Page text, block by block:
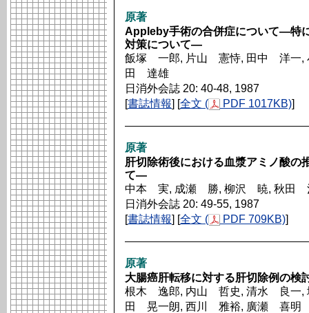
原著
Appleby手術の合併症について―特
対策について―
飯塚 一郎, 片山 憲恃, 田中 洋一,
田 達雄
日消外会誌 20: 40-48, 1987
[書誌情報] [全文 ( PDF 1017KB)]
原著
肝切除術後における血漿アミノ酸
て―
中本 実, 成瀬 勝, 柳沢 暁, 秋田
日消外会誌 20: 49-55, 1987
[書誌情報] [全文 ( PDF 709KB)]
原著
大腸癌肝転移に対する肝切除例の検
根木 逸郎, 内山 哲史, 清水 良一,
田 晃一朗, 西川 雅裕, 廣瀬 喜明